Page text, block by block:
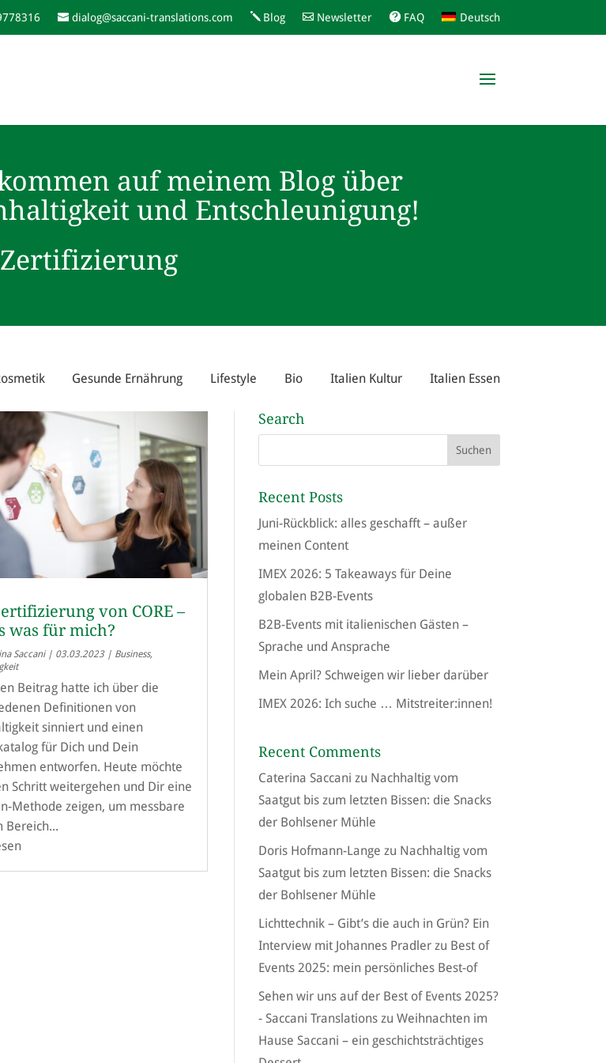
dialog@saccani-translations.com Blog Newsletter FAQ Deutsch
auf meinem Blog über
und Entschleunigung!
Zertifizierung
Gesunde Ernährung Lifestyle Bio Italien Kultur Italien Essen
von CORE –
was für mich?
Saccani| 03.03.2023| Business,
Beitrag hatte ich über die
Definitionen von
sinniert und einen
für Dich und Dein
entworfen. Heute möchte
Schritt weitergehen und Dir eine
Methode zeigen, um messbare
Bereich...
Search
Recent Posts
Juni-Rückblick: alles geschafft – außer
meinen Content
IMEX 2026: 5 Takeaways für Deine
globalen B2B-Events
B2B-Events mit italienischen Gästen –
Sprache und Ansprache
Mein April? Schweigen wir lieber darüber
IMEX 2026: Ich suche … Mitstreiter:innen!
Recent Comments
Caterina Saccani zu Nachhaltig vom
Saatgut bis zum letzten Bissen: die Snacks
der Bohlsener Mühle
Doris Hofmann-Lange zu Nachhaltig vom
Saatgut bis zum letzten Bissen: die Snacks
der Bohlsener Mühle
Lichttechnik – Gibt’s die auch in Grün? Ein
Interview mit Johannes Pradlerzu Best of
Events 2025: mein persönliches Best-of
Sehen wir uns auf der Best of Events 2025?
- Saccani Translationszu Weihnachten im
Hause Saccani – ein geschichtsträchtiges